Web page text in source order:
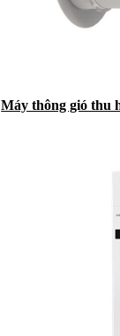
Máy thông gió thu